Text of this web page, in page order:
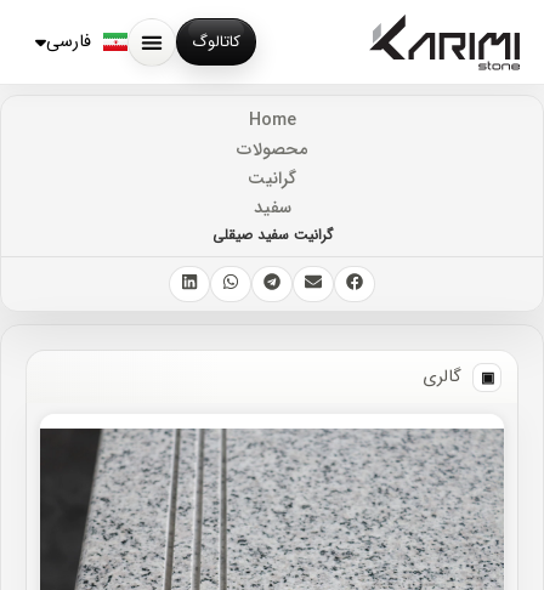
فارسی
Русский
کاتالوگ
Home
محصولات
گرانیت
سفید
گرانیت سفید صیقلی
گالری